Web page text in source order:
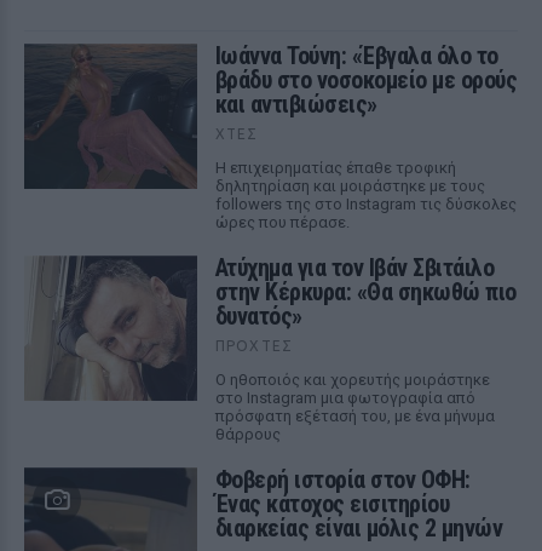
Ιωάννα Τούνη: «Έβγαλα όλο το
βράδυ στο νοσοκομείο με ορούς
και αντιβιώσεις»
ΧΤΕΣ
Η επιχειρηματίας έπαθε τροφική
δηλητηρίαση και μοιράστηκε με τους
followers της στο Instagram τις δύσκολες
ώρες που πέρασε.
Ατύχημα για τον Ιβάν Σβιτάιλο
στην Κέρκυρα: «Θα σηκωθώ πιο
δυνατός»
ΠΡΟΧΤΈΣ
Ο ηθοποιός και χορευτής μοιράστηκε
στο Instagram μια φωτογραφία από
πρόσφατη εξέτασή του, με ένα μήνυμα
θάρρους
Φοβερή ιστορία στον ΟΦΗ:
Ένας κάτοχος εισιτηρίου
διαρκείας είναι μόλις 2 μηνών